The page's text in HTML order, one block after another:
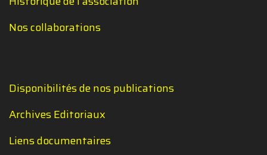
Nos collaborations
Disponibilités de nos publications
Archives Editoriaux
Liens documentaires